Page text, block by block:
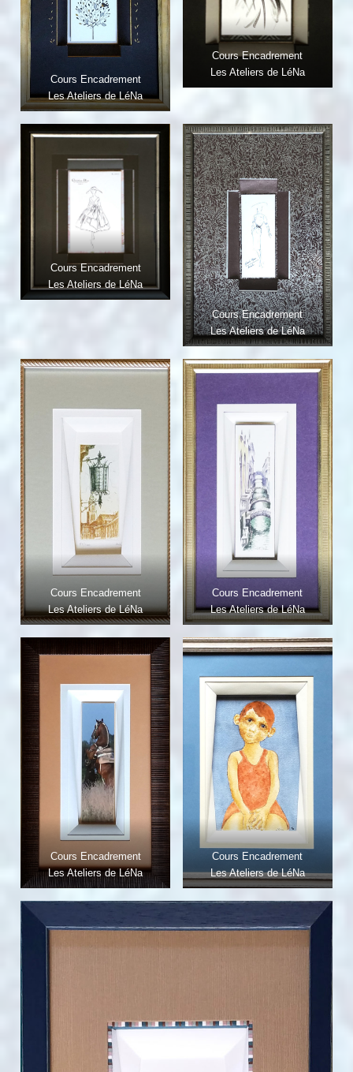
Cours Encadrement
Les Ateliers de LéNa
Cours Encadrement
Les Ateliers de LéNa
Cours Encadrement
Les Ateliers de LéNa
Cours Encadrement
Les Ateliers de LéNa
Cours Encadrement
Les Ateliers de LéNa
Cours Encadrement
Les Ateliers de LéNa
Cours Encadrement
Les Ateliers de LéNa
Cours Encadrement
Les Ateliers de LéNa